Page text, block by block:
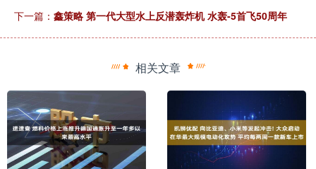
下一篇： 鑫策略 第一代大型水上反潜轰炸机 水轰-5首飞50周年
相关文章